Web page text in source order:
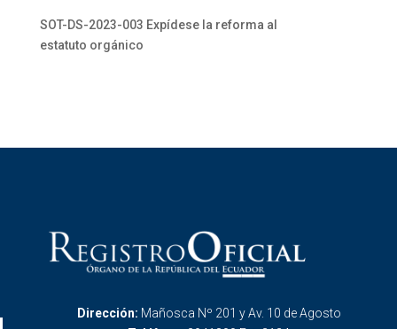
SOT-DS-2023-003 Expídese la reforma al
estatuto orgánico
Dirección: Mañosca Nº 201 y Av. 10 de Agosto